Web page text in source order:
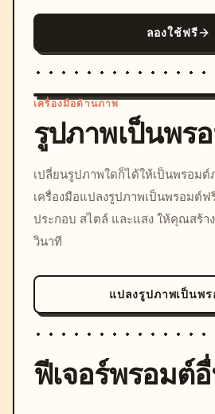
ลองใช้ฟรี
c,
เครื่องมือด้านภาพ
รูปภาพเป็นพร
เปลี่ยนรูปภาพใดก็ได้ให้เป็นพรอมต์
เครื่องมือแปลงรูปภาพเป็นพรอมต์ฟ
ประกอบ สไตล์ และแสง ให้คุณสร้า
วินาที
แปลงรูปภาพเป็นพร
ฟีเจอร์พรอมต์